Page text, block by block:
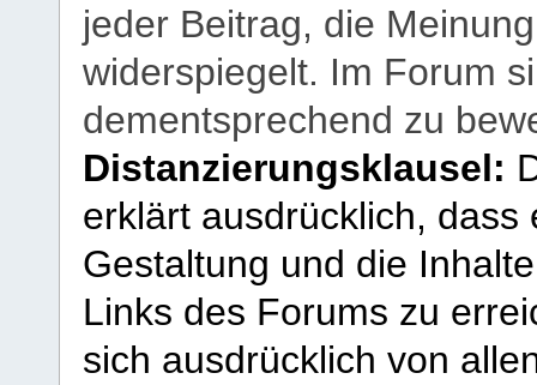
jeder Beitrag, die
widerspiegelt. Im Forum
dementsprechend zu
Distanzierungsklausel:
erklärt ausdrücklich,
Gestaltung und die
Links des Forums zu
sich ausdrücklich von